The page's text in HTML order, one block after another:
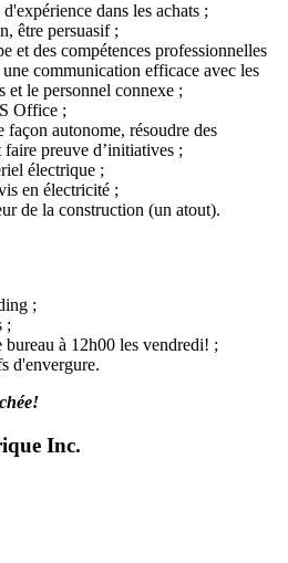
dans les achats ;
être persuasif ;
et des compétences professionnelles
communication efficace avec les
et le personnel connexe ;
Office ;
façon autonome, résoudre des
preuve d’initiatives ;
électrique ;
en électricité ;
de la construction (un atout).
;
;
à 12h00 les vendredi! ;
d'envergure.
Inc.